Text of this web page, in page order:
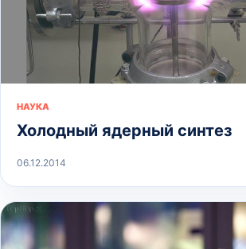
НАУКА
Холодный ядерный синтез
06.12.2014